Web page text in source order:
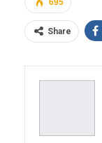
Share
Telegram